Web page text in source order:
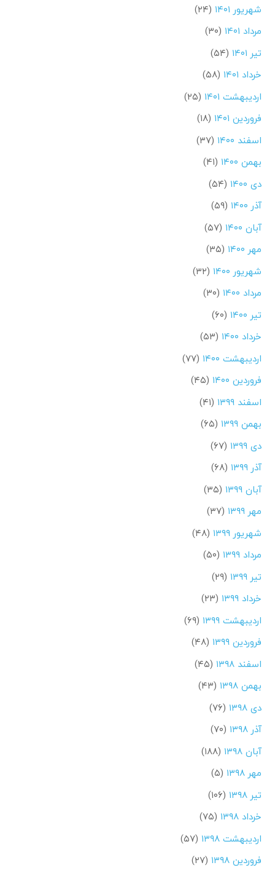
شهریور ۱۴۰۱
(۲۴)
مرداد ۱۴۰۱
(۳۰)
تیر ۱۴۰۱
(۵۴)
خرداد ۱۴۰۱
(۵۸)
اردیبهشت ۱۴۰۱
(۲۵)
فروردین ۱۴۰۱
(۱۸)
اسفند ۱۴۰۰
(۳۷)
بهمن ۱۴۰۰
(۴۱)
دی ۱۴۰۰
(۵۴)
آذر ۱۴۰۰
(۵۹)
آبان ۱۴۰۰
(۵۷)
مهر ۱۴۰۰
(۳۵)
شهریور ۱۴۰۰
(۳۲)
مرداد ۱۴۰۰
(۳۰)
تیر ۱۴۰۰
(۶۰)
خرداد ۱۴۰۰
(۵۳)
اردیبهشت ۱۴۰۰
(۷۷)
فروردین ۱۴۰۰
(۴۵)
اسفند ۱۳۹۹
(۴۱)
بهمن ۱۳۹۹
(۶۵)
دی ۱۳۹۹
(۶۷)
آذر ۱۳۹۹
(۶۸)
آبان ۱۳۹۹
(۳۵)
مهر ۱۳۹۹
(۳۷)
شهریور ۱۳۹۹
(۴۸)
مرداد ۱۳۹۹
(۵۰)
تیر ۱۳۹۹
(۲۹)
خرداد ۱۳۹۹
(۲۳)
اردیبهشت ۱۳۹۹
(۶۹)
فروردین ۱۳۹۹
(۴۸)
اسفند ۱۳۹۸
(۴۵)
بهمن ۱۳۹۸
(۴۳)
دی ۱۳۹۸
(۷۶)
آذر ۱۳۹۸
(۷۰)
آبان ۱۳۹۸
(۱۸۸)
مهر ۱۳۹۸
(۵)
تیر ۱۳۹۸
(۱۰۶)
خرداد ۱۳۹۸
(۷۵)
اردیبهشت ۱۳۹۸
(۵۷)
فروردین ۱۳۹۸
(۲۷)